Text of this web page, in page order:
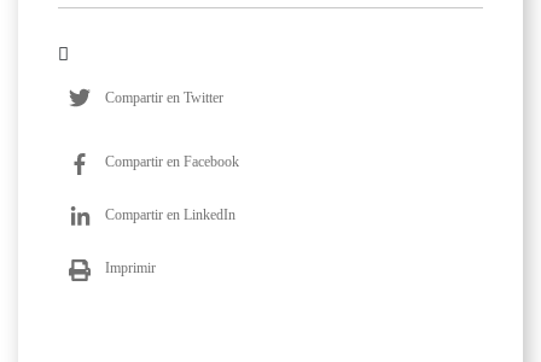
Compartir en Twitter
Compartir en Facebook
Compartir en LinkedIn
Imprimir